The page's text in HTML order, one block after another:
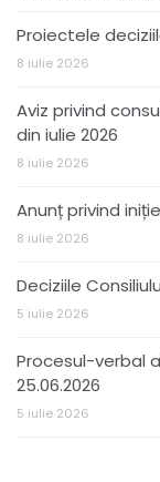
Proiectele
8 iulie 2026
Aviz privind
din iulie 2026
8 iulie 2026
Anunț privind
8 iulie 2026
Deciziile
5 iulie 2026
Procesul-verbal
25.06.2026
5 iulie 2026